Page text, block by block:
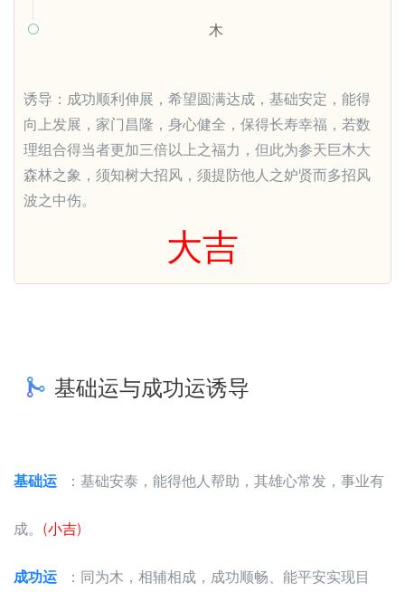
 木
诱导：成功顺利伸展，希望圆满达成，基础安定，能得
向上发展，家门昌隆，身心健全，保得长寿幸福，若数
理组合得当者更加三倍以上之福力，但此为参天巨木大
森林之象，须知树大招风，须提防他人之妒贤而多招风
波之中伤。
大吉
基础运与成功运诱导
基础运 ：基础安泰，能得他人帮助，其雄心常发，事业有
成。 (小吉)
成功运 ：同为木，相辅相成，成功顺畅、能平安实现目